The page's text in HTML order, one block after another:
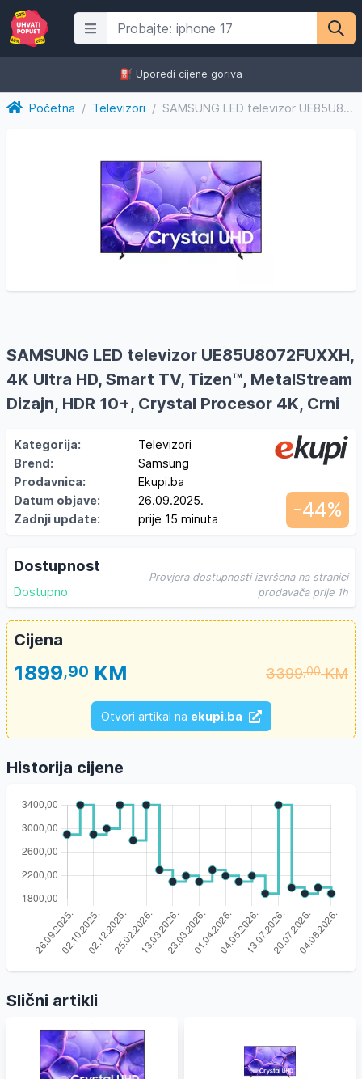
⛽️ Uporedi cijene goriva
Početna / Televizori / SAMSUNG LED televizor UE85U8072FUXXH, 4K Ultra HD, Smart TV,...
SAMSUNG LED televizor UE85U8072FUXXH,
4K Ultra HD, Smart TV, Tizen™, MetalStream
Dizajn, HDR 10+, Crystal Procesor 4K, Crni
Kategorija:
Televizori
Brend:
Samsung
Prodavnica:
Ekupi.ba
Datum objave:
26.09.2025.
Zadnji update:
prije 15 minuta -44%
Dostupnost
Dostupno
Provjera dostupnosti izvršena na stranici
prodavača prije 1h
Cijena
1899,90 KM 3399,00KM
Otvori artikal na ekupi.ba
Historija cijene
Slični artikli